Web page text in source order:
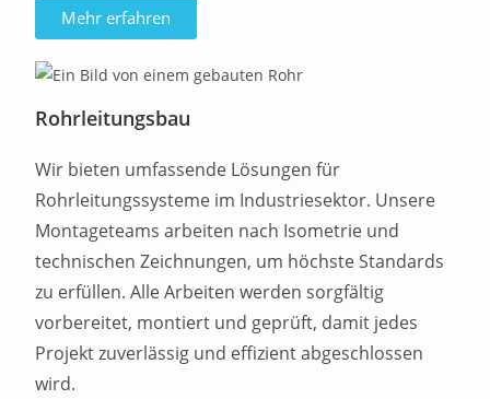
Mehr erfahren
Rohrleitungsbau
Wir bieten umfassende Lösungen für
Rohrleitungssysteme im Industriesektor. Unsere
Montageteams arbeiten nach Isometrie und
technischen Zeichnungen, um höchste Standards
zu erfüllen. Alle Arbeiten werden sorgfältig
vorbereitet, montiert und geprüft, damit jedes
Projekt zuverlässig und effizient abgeschlossen
wird.